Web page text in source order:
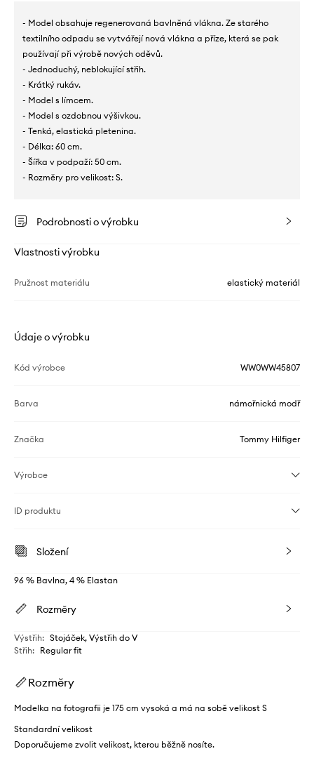
- Model obsahuje regenerovaná bavlněná vlákna. Ze starého
textilního odpadu se vytvářejí nová vlákna a příze, která se pak
používají při výrobě nových oděvů.
- Jednoduchý, neblokující střih.
- Krátký rukáv.
- Model s límcem.
- Model s ozdobnou výšivkou.
- Tenká, elastická pletenina.
- Délka: 60 cm.
- Šířka v podpaží: 50 cm.
- Rozměry pro velikost: S.
Podrobnosti o výrobku
Vlastnosti výrobku
Pružnost materiálu elastický materiál
Údaje o výrobku
Kód výrobce WW0WW45807
Barva námořnická modř
Značka Tommy Hilfiger
Výrobce
ID produktu
Složení
96 % Bavlna, 4 % Elastan
Rozměry
Výstřih: Stojáček, Výstřih do V
Střih: Regular fit
Rozměry
Modelka na fotografii je 175 cm vysoká a má na sobě velikost S
Standardní velikost
Doporučujeme zvolit velikost, kterou běžně nosíte.